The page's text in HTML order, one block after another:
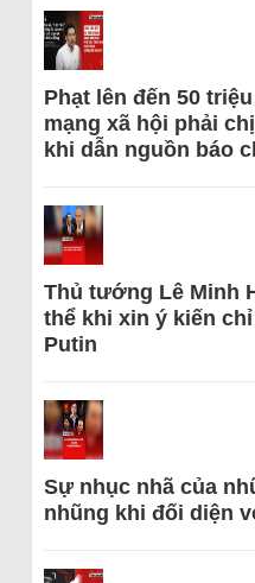
Phạt lên đến 50
mạng xã hội phải
khi dẫn nguồn báo
Thủ tướng Lê Minh
thể khi xin ý kiến
Putin
Sự nhục nhã của
nhũng khi đối diện